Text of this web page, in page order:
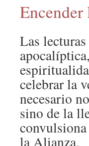
Las
celebrar la
necesario
sino de la
la Alianza.